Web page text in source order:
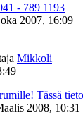
- 789 1193
2007, 16:09
Mikkoli
Tässä
2008, 10:31